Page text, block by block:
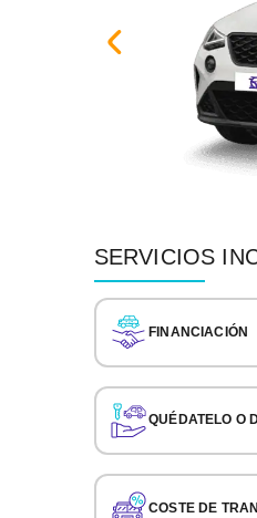
SERVICIOS
FINANCIACIÓN
QUÉDATELO O
COSTE DE